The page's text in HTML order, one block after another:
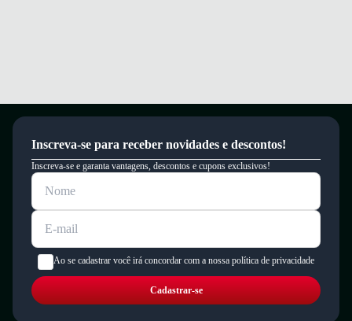
Inscreva-se para receber novidades e descontos!
Inscreva-se e garanta vantagens, descontos e cupons exclusivos!
Ao se cadastrar você irá concordar com a nossa política de privacidade
Cadastrar-se